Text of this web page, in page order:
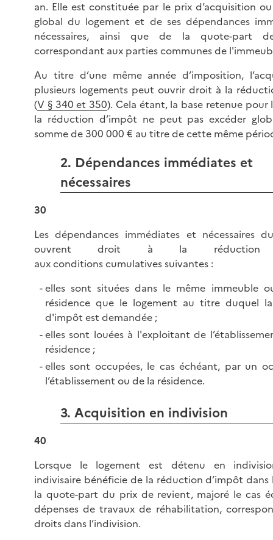
an. Elle est constituée par le prix d’acquisition
global du logement et de ses dépendances
nécessaires, ainsi que de la quote-part
correspondant aux parties communes de
Au titre d’une même année d’imposition,
plusieurs logements peut ouvrir droit à la
(V § 340 et 350). Cela étant, la base retenue pour
la réduction d’impôt ne peut pas excéder
somme de 300 000 € au titre de cette même
2. Dépendances immédiates et
nécessaires
30
Les dépendances immédiates et nécessaires
ouvrent droit à la réduction
aux conditions cumulatives suivantes :
elles sont situées dans le même immeuble
résidence que le logement au titre duquel
d'impôt est demandée ;
elles sont louées à l'exploitant de
résidence ;
elles sont occupées, le cas échéant, par un
l’établissement ou de la résidence.
3. Acquisition en indivision
40
Lorsque le logement est détenu en
indivisaire bénéficie de la réduction d’impôt
la quote-part du prix de revient, majoré le cas
dépenses de travaux de réhabilitation,
droits dans l’indivision.